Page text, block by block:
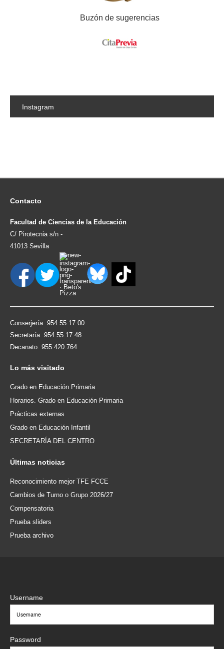
Buzón de sugerencias
Instagram
Contacto
Facultad de Ciencias de la Educación
C/ Pirotecnia s/n -
41013 Sevilla
Conserjería: 954.55.17.00
Secretaría: 954.55.17.48
Decanato: 955.420.764
Lo más visitado
Grado en Educación Primaria
Horarios. Grado en Educación Primaria
Prácticas externas
Grado en Educación Infantil
SECRETARÍA DEL CENTRO
Últimas noticias
Reconocimiento mejor TFE FCCE
Cambios de Turno o Grupo 2026/27
Compensatoria
Prueba sliders
Prueba archivo
Username
Password